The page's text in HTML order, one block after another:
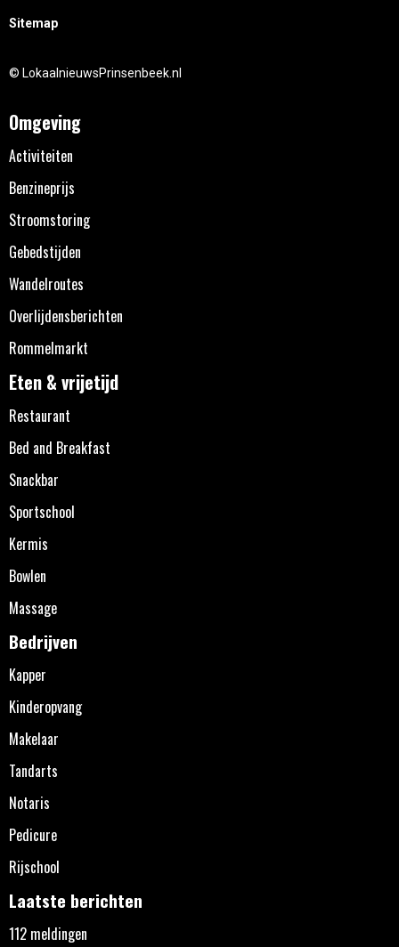
Sitemap
© LokaalnieuwsPrinsenbeek.nl
Omgeving
Activiteiten
Benzineprijs
Stroomstoring
Gebedstijden
Wandelroutes
Overlijdensberichten
Rommelmarkt
Eten & vrijetijd
Restaurant
Bed and Breakfast
Snackbar
Sportschool
Kermis
Bowlen
Massage
Bedrijven
Kapper
Kinderopvang
Makelaar
Tandarts
Notaris
Pedicure
Rijschool
Laatste berichten
112 meldingen